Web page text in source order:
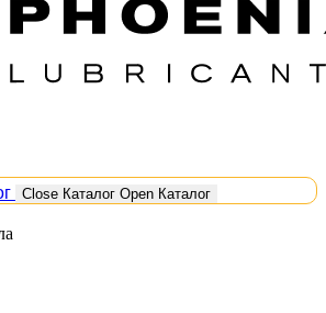
Close Каталог Open Каталог